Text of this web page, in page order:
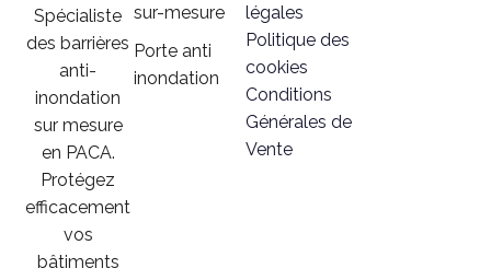
Spécialiste
des barrières
anti-
inondation
sur mesure
en PACA.
Protégez
efficacement
vos
bâtiments
sur-mesure
Porte anti
inondation
légales
Politique des
cookies
Conditions
Générales de
Vente